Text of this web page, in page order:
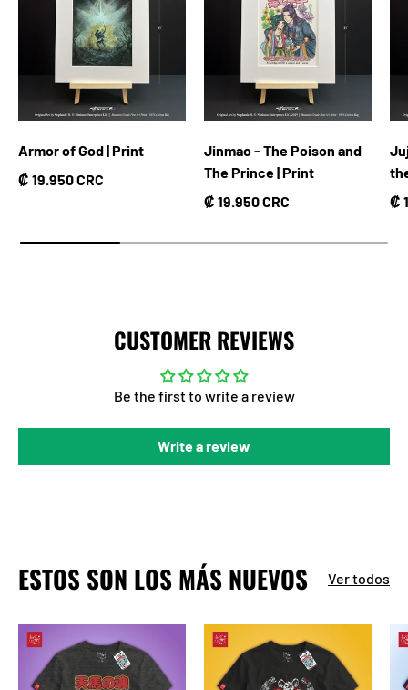
Armor of God | Print
Precio normal
₡ 19.950 CRC
Jinmao - The Poison and
The Prince | Print
Precio normal
₡ 19.950 CRC ₡
CUSTOMER REVIEWS
Be the first to write a review
Write a review
ESTOS SON LOS MÁS NUEVOS Ver todos